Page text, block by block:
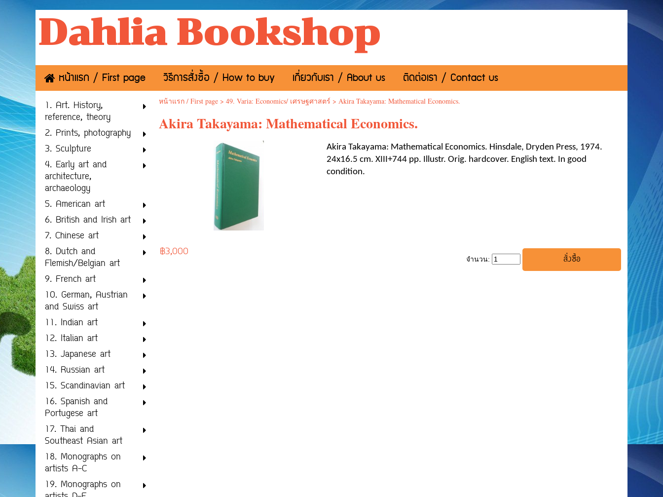
Dahlia Bookshop
หน้าแรก / First page วิธีการสั่งซื้อ / How to buy เกี่ยวกับเรา / About us ติดต่อเรา / Contact us
1. Art. History,
reference, theory
2. Prints, photography
3. Sculpture
4. Early art and
architecture,
archaeology
5. American art
6. British and Irish art
7. Chinese art
8. Dutch and
Flemish/Belgian art
9. French art
10. German, Austrian
and Swiss art
11. Indian art
12. Italian art
13. Japanese art
14. Russian art
15. Scandinavian art
16. Spanish and
Portugese art
17. Thai and
Southeast Asian art
18. Monographs on
artists A-C
19. Monographs on
หน้าแรก / First page> 49. Varia: Economics/ เศรษฐศาสตร์ > Akira Takayama: Mathematical Economics.
Akira Takayama: Mathematical Economics.
Akira Takayama: Mathematical Economics. Hinsdale, Dryden Press, 1974.
24x16.5 cm. XIII+744 pp. Illustr. Orig. hardcover. English text. In good
condition.
฿3,000
จำนวน: